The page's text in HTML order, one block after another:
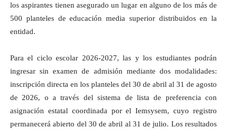
los aspirantes tienen asegurado un lugar en alguno de los más de
500 planteles de educación media superior distribuidos en la
entidad.
Para el ciclo escolar 2026-2027, las y los estudiantes podrán
ingresar sin examen de admisión mediante dos modalidades:
inscripción directa en los planteles del 30 de abril al 31 de agosto
de 2026, o a través del sistema de lista de preferencia con
asignación estatal coordinada por el Iemsysem, cuyo registro
permanecerá abierto del 30 de abril al 31 de julio. Los resultados